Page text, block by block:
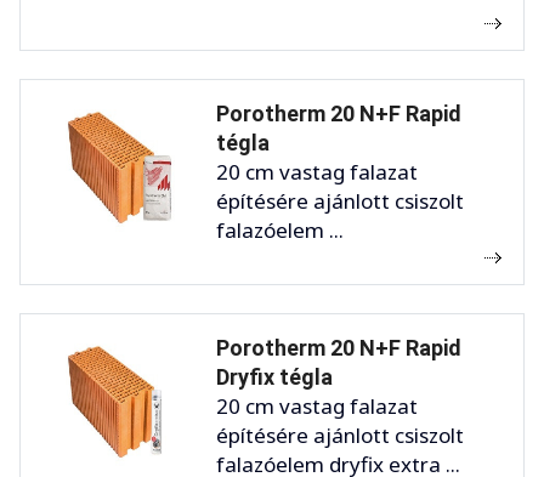
Porotherm 20 N+F Rapid
tégla
20 cm vastag falazat
építésére ajánlott csiszolt
falazóelem ...
Porotherm 20 N+F Rapid
Dryfix tégla
20 cm vastag falazat
építésére ajánlott csiszolt
falazóelem dryfix extra ...